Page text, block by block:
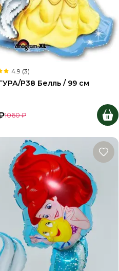
4.9 (3)
P38 Белль / 99 см
1060 ₽